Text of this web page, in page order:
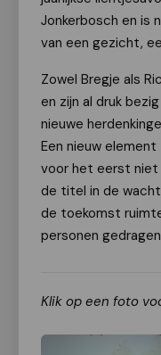
Jonkerbosch en is
van een gezicht,
Zowel Bregje als
en zijn al druk
nieuwe
Een nieuw
voor het eerst niet
de titel in de
de toekomst
personen
Klik op een foto